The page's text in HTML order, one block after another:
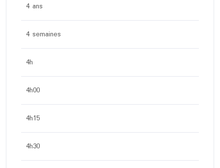
4 ans
4 semaines
4h
4h00
4h15
4h30